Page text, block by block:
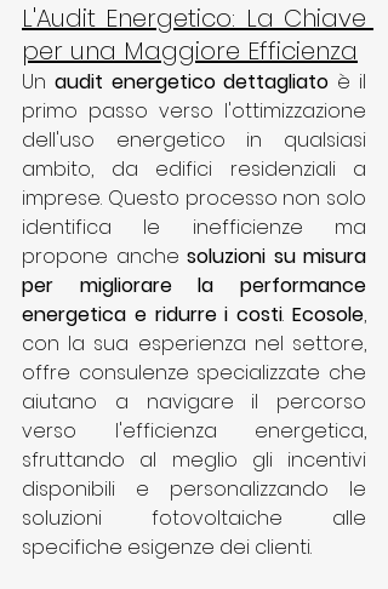
L'Audit Energetico: La Chiave
per una Maggiore Efficienza
Un audit energetico dettagliato è il
primo passo verso l'ottimizzazione
dell'uso energetico in qualsiasi
ambito, da edifici residenziali a
imprese. Questo processo non solo
identifica le inefficienze ma
propone anche soluzioni su misura
per migliorare la performance
energetica e ridurre i costi. Ecosole,
con la sua esperienza nel settore,
offre consulenze specializzate che
aiutano a navigare il percorso
verso l'efficienza energetica,
sfruttando al meglio gli incentivi
disponibili e personalizzando le
soluzioni fotovoltaiche alle
specifiche esigenze dei clienti.